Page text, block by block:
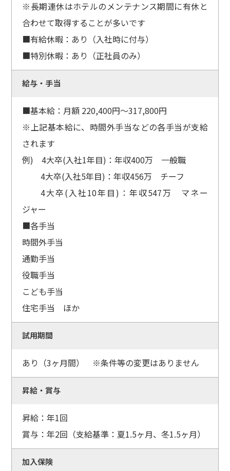
※長期連休はホテルのメンテナンス期間に有休と
合わせて取得することが多いです
■有給休暇：あり（入社時に付与）
■特別休暇：あり（正社員のみ）
給与・手当
■基本給：月額 220,400円～317,800円
※上記基本給に、時間外手当などの各手当が支給
されます
例) 4大卒(入社1年目)：年収400万 一般職
4大卒(入社5年目)：年収456万 チーフ
4大卒(入社10年目)：年収547万 マネー
ジャー
■各手当
時間外手当
通勤手当
役職手当
こども手当
住宅手当 ほか
試用期間
あり（3ヶ月間） ※条件等の変更はありません
昇給・賞与
昇給：年1回
賞与：年2回（支給基準：夏1.5ヶ月、冬1.5ヶ月）
加入保険